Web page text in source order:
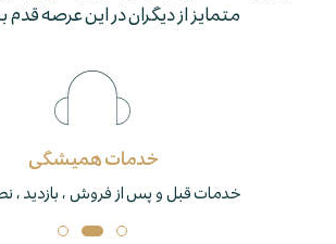
متمايز از ديگران در اين عرصه قدم
خدمات همیشگی
خدمات قبل و پس از فروش ، بازدید ،